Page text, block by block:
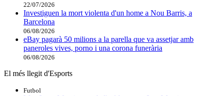
22/07/2026
Investiguen la mort violenta d'un home a Nou Barris, a
Barcelona
06/08/2026
eBay pagarà 50 milions a la parella que va assetjar amb
paneroles vives, porno i una corona funerària
06/08/2026
El més llegit d'Esports
Futbol